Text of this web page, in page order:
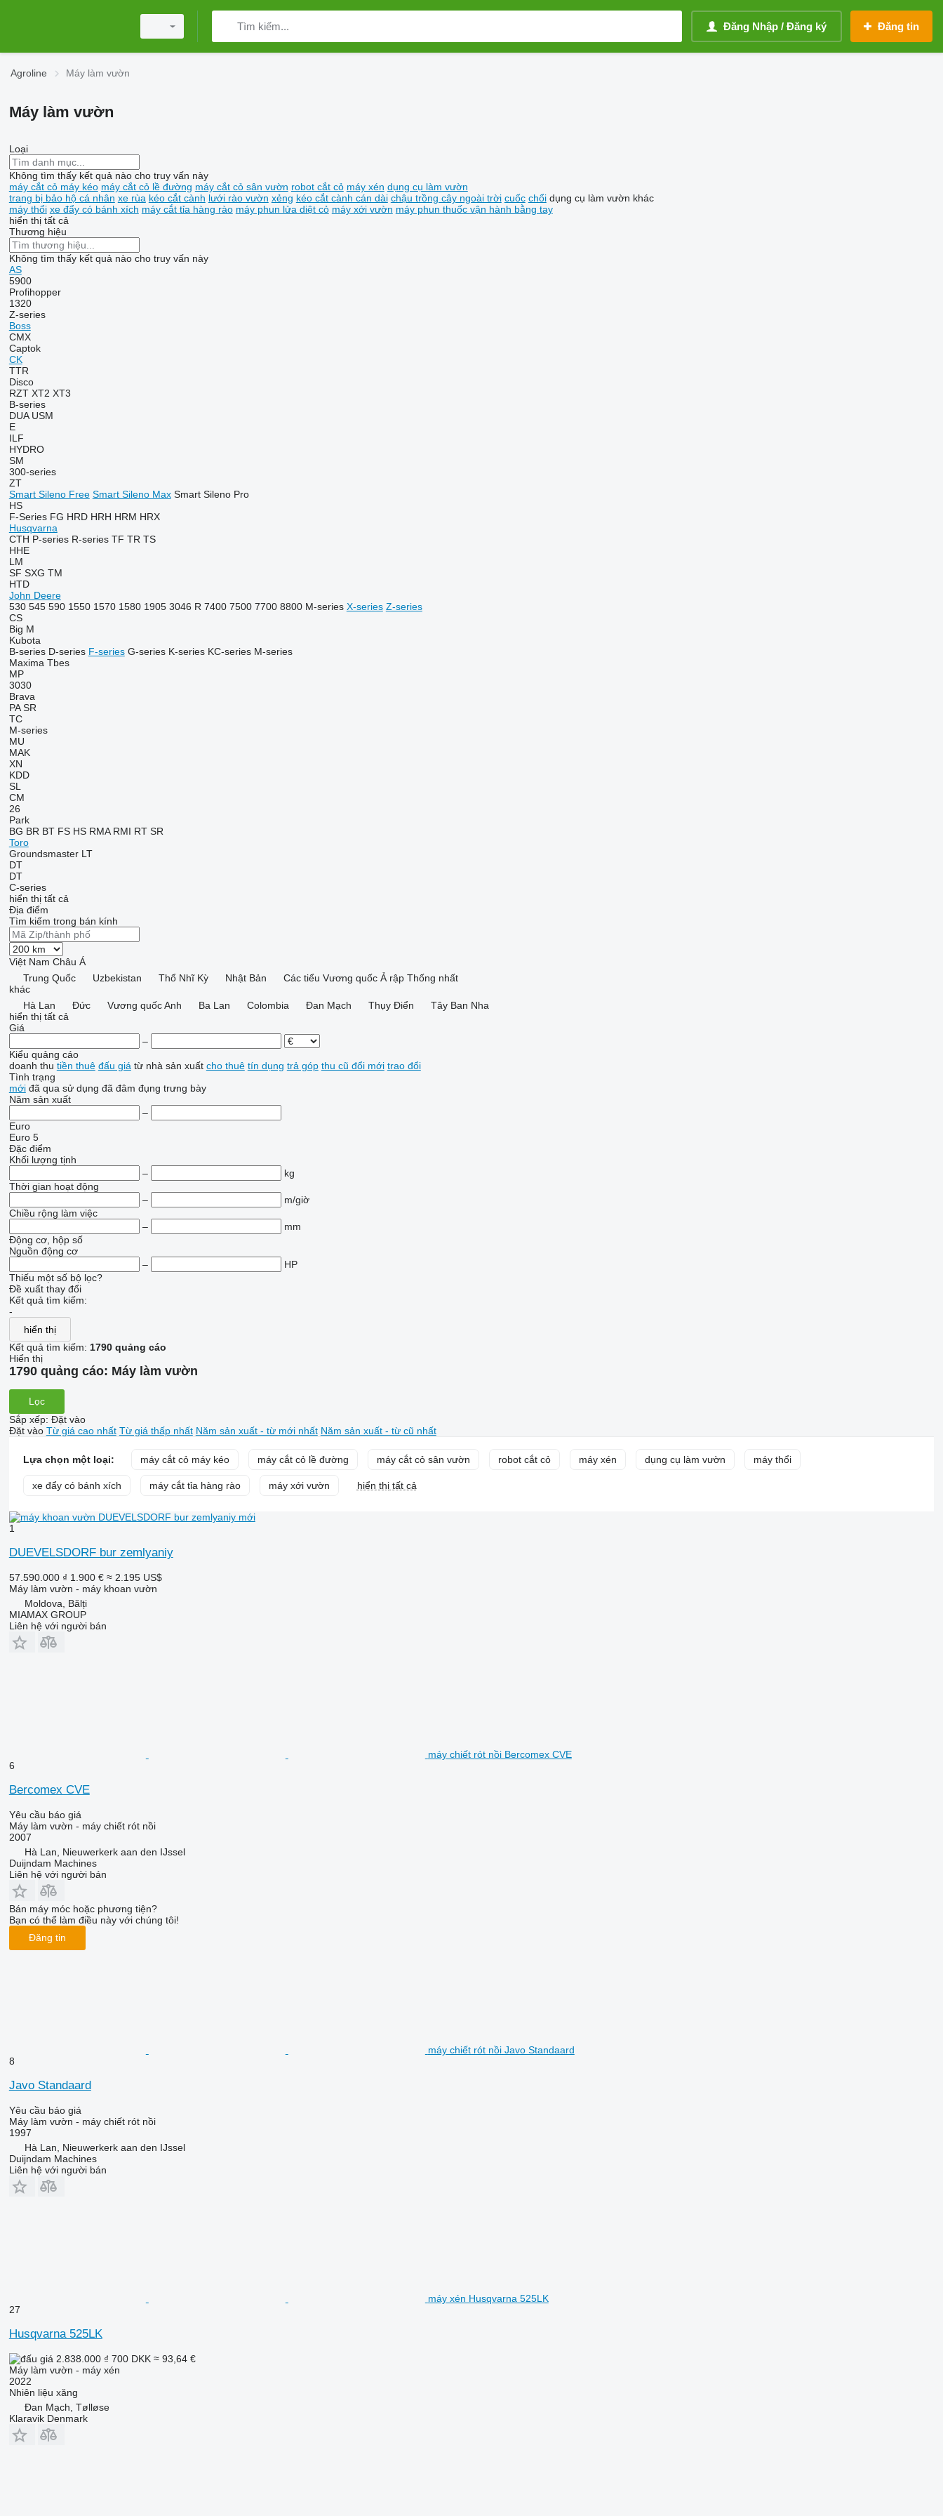
Đăng Nhập / Đăng ký Đăng tin
Agroline Máy làm vườn
Máy làm vườn
Loại
Không tìm thấy kết quả nào cho truy vấn này
máy cắt cỏ máy kéo máy cắt cỏ lề đường máy cắt cỏ sân vườn robot cắt cỏ máy xén dụng cụ làm vườn
trang bị bảo hộ cá nhân xe rùa kéo cắt cành lưới rào vườn xẻng kéo cắt cành cán dài chậu trồng cây ngoài trời cuốc chổi dụng cụ làm vườn khác
máy thổi xe đẩy có bánh xích máy cắt tỉa hàng rào máy phun lửa diệt cỏ máy xới vườn máy phun thuốc vận hành bằng tay
hiển thị tất cả
Thương hiệu
Không tìm thấy kết quả nào cho truy vấn này
AS
5900
Profihopper
1320
Z-series
Boss
CMX
Captok
CK
TTR
Disco
RZT XT2 XT3
B-series
DUA USM
E
ILF
HYDRO
SM
300-series
ZT
Smart Sileno Free Smart Sileno Max Smart Sileno Pro
HS
F-Series FG HRD HRH HRM HRX
Husqvarna
CTH P-series R-series TF TR TS
HHE
LM
SF SXG TM
HTD
John Deere
530 545 590 1550 1570 1580 1905 3046 R 7400 7500 7700 8800 M-series X-series Z-series
CS
Big M
Kubota
B-series D-series F-series G-series K-series KC-series M-series
Maxima Tbes
MP
3030
Brava
PA SR
TC
M-series
MU
MAK
XN
KDD
SL
CM
26
Park
BG BR BT FS HS RMA RMI RT SR
Toro
Groundsmaster LT
DT
DT
C-series
hiển thị tất cả
Địa điểm
Tìm kiếm trong bán kính
Việt Nam Châu Á
Trung Quốc
Uzbekistan Thổ Nhĩ Kỳ Nhật Bản
Các tiểu Vương quốc Ả rập Thống nhất
khác
Hà Lan
Đức Vương quốc Anh Ba Lan Colombia Đan Mạch Thụy Điển
Tây Ban Nha
hiển thị tất cả
Giá
–
Kiểu quảng cáo
doanh thu tiền thuê đấu giá từ nhà sản xuất cho thuê tín dụng trả góp thu cũ đổi mới trao đổi
Tình trạng
mới đã qua sử dụng đã đâm đụng trưng bày
Năm sản xuất
–
Euro
Euro 5
Đặc điểm
Khối lượng tịnh
–
kg
Thời gian hoạt động
–
m/giờ
Chiều rộng làm việc
–
mm
Động cơ, hộp số
Nguồn động cơ
–
HP
Thiếu một số bộ lọc?
Đề xuất thay đổi
Kết quả tìm kiếm:
-
hiển thị
Kết quả tìm kiếm: 1790 quảng cáo
Hiển thị
1790 quảng cáo: Máy làm vườn
Lọc
Sắp xếp: Đặt vào
Đặt vào Từ giá cao nhất Từ giá thấp nhất Năm sản xuất - từ mới nhất Năm sản xuất - từ cũ nhất
Lựa chọn một loại: máy cắt cỏ máy kéo máy cắt cỏ lề đường máy cắt cỏ sân vườn robot cắt cỏ máy xén dụng cụ làm vườn máy thổi
xe đẩy có bánh xích máy cắt tỉa hàng rào máy xới vườn hiển thị tất cả
1
DUEVELSDORF bur zemlyaniy
57.590.000 ₫ 1.900 € ≈ 2.195 US$
Máy làm vườn - máy khoan vườn
Moldova, Bălți
MIAMAX GROUP
Liên hệ với người bán
máy chiết rót nồi Bercomex CVE
6
Bercomex CVE
Yêu cầu báo giá
Máy làm vườn - máy chiết rót nồi
2007
Hà Lan, Nieuwerkerk aan den IJssel
Duijndam Machines
Liên hệ với người bán
Bán máy móc hoặc phương tiện?
Bạn có thể làm điều này với chúng tôi!
Đăng tin
máy chiết rót nồi Javo Standaard
8
Javo Standaard
Yêu cầu báo giá
Máy làm vườn - máy chiết rót nồi
1997
Hà Lan, Nieuwerkerk aan den IJssel
Duijndam Machines
Liên hệ với người bán
máy xén Husqvarna 525LK
27
Husqvarna 525LK
2.838.000 ₫ 700 DKK ≈ 93,64 €
Máy làm vườn - máy xén
2022
Nhiên liệu xăng
Đan Mạch, Tølløse
Klaravik Denmark